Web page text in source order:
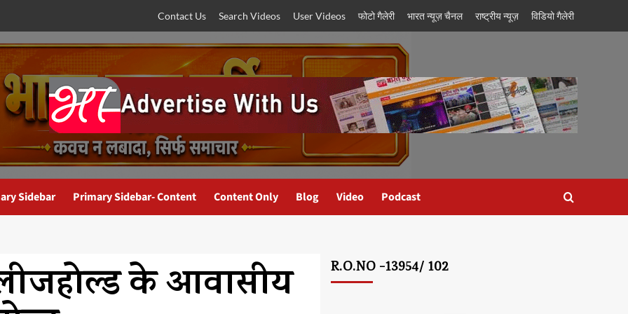
Contact Us Search Videos User Videos फोटो गैलेरी भारत न्यूज़ चैनल राष्ट्रीय न्यूज़ विडियो गैलेरी
Sidebar Primary Sidebar- Content Content Only Blog Video Podcast
के आवासीय R.O.NO -13954/ 102